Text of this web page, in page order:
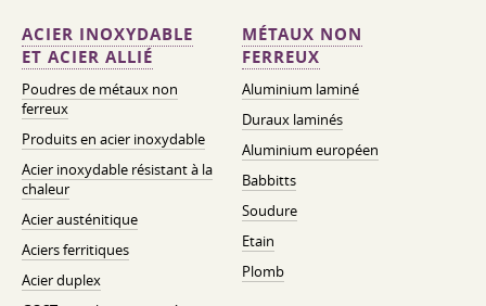
ACIER INOXYDABLE
ET ACIER ALLIÉ
Poudres de métaux non
ferreux
Produits en acier inoxydable
Acier inoxydable résistant à la
chaleur
Acier austénitique
Aciers ferritiques
Acier duplex
MÉTAUX NON
FERREUX
Aluminium laminé
Duraux laminés
Aluminium européen
Babbitts
Soudure
Etain
Plomb